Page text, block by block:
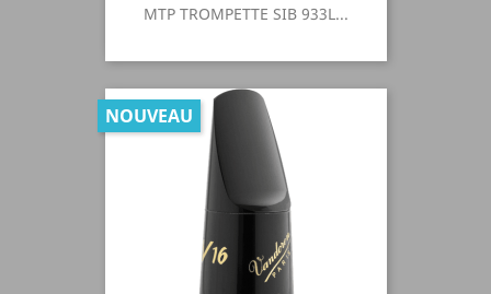
MTP TROMPETTE SIB 933L...
NOUVEAU